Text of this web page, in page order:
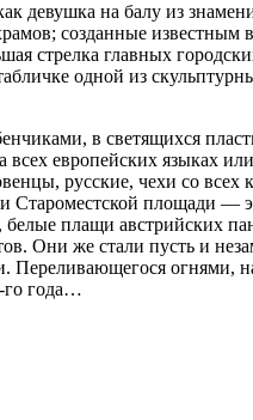
девушка на балу из
созданные известным
стрелка главных
одной из
в светящихся
европейских языках
русские, чехи со всех
площади —
плащи австрийских
Они же стали пусть и
Переливающегося
го года…